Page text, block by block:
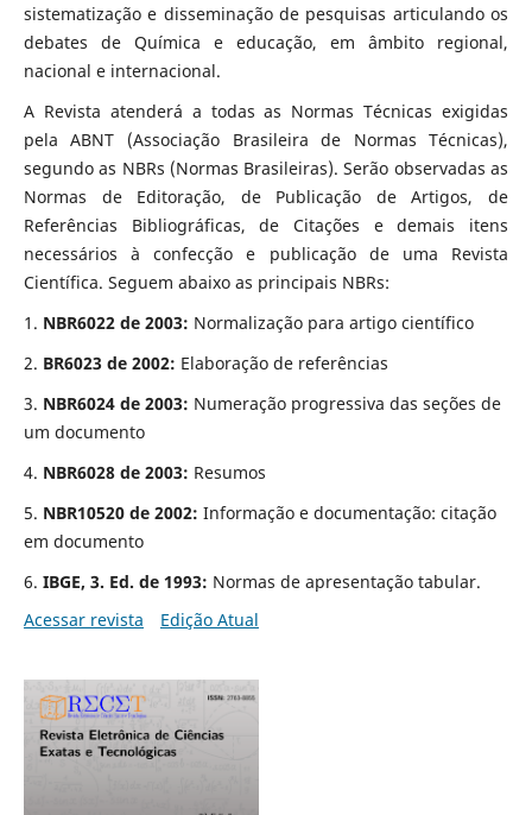
sistematização e disseminação de pesquisas articulando os
debates de Química e educação, em âmbito regional,
nacional e internacional.
A Revista atenderá a todas as Normas Técnicas exigidas
pela ABNT (Associação Brasileira de Normas Técnicas),
segundo as NBRs (Normas Brasileiras). Serão observadas as
Normas de Editoração, de Publicação de Artigos, de
Referências Bibliográficas, de Citações e demais itens
necessários à confecção e publicação de uma Revista
Científica. Seguem abaixo as principais NBRs:
1. NBR6022 de 2003: Normalização para artigo científico
2. BR6023 de 2002: Elaboração de referências
3. NBR6024 de 2003: Numeração progressiva das seções de
um documento
4. NBR6028 de 2003: Resumos
5. NBR10520 de 2002: Informação e documentação: citação
em documento
6. IBGE, 3. Ed. de 1993: Normas de apresentação tabular.
Acessar revista
Edição Atual